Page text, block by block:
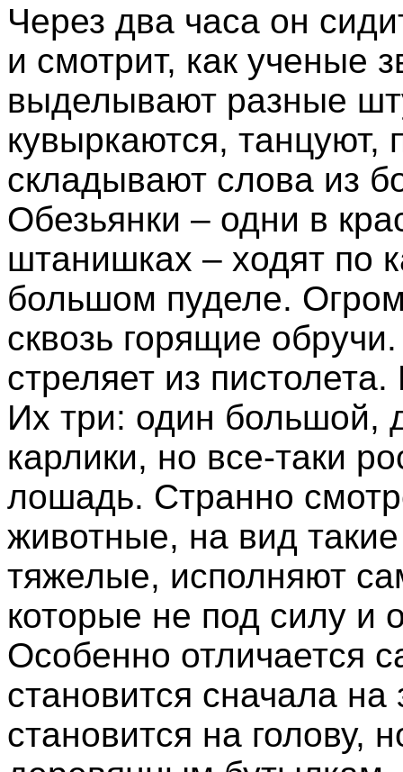
Через два часа он
и смотрит, как ученые
выделывают разные
кувыркаются, танцуют,
складывают слова из
Обезьянки – одни в
штанишках – ходят по
большом пуделе.
сквозь горящие
стреляет из
Их три: один большой,
карлики, но все-таки
лошадь. Странно
животные, на вид
тяжелые, исполняют
которые не под силу и
Особенно отличается
становится сначала
становится на голову,